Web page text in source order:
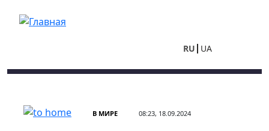
RU UA
В МИРЕ 08:23, 18.09.2024